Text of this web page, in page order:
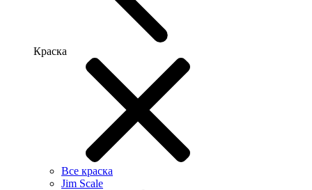
Краска
Все краска
Jim Scale